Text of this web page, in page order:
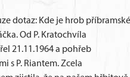
dotaz: Kde je hrob
Od P. Kratochvíla
21.11.1964 a pohřeb
s P. Riantem. Zcela